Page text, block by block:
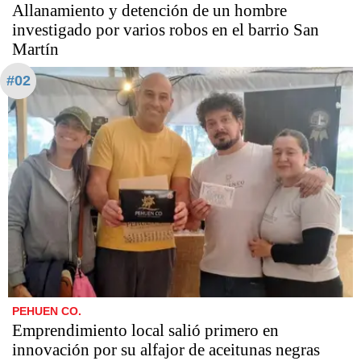
Allanamiento y detención de un hombre
investigado por varios robos en el barrio San
Martín
#02
PEHUEN CO.
Emprendimiento local salió primero en
innovación por su alfajor de aceitunas negras